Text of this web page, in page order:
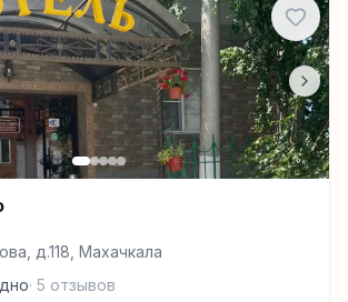
д.118, Махачкала
· 5 отзывов